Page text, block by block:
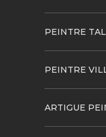
PEINTRE
PEINTRE
ARTIGUE